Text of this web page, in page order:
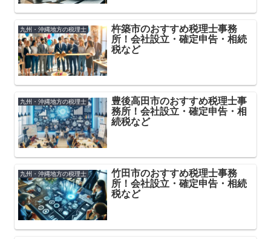
九州・沖縄地方の税理士
杵築市のおすすめ税理士事務
所！会社設立・確定申告・相続
税など
九州・沖縄地方の税理士
豊後高田市のおすすめ税理士事
務所！会社設立・確定申告・相
続税など
九州・沖縄地方の税理士
竹田市のおすすめ税理士事務
所！会社設立・確定申告・相続
税など